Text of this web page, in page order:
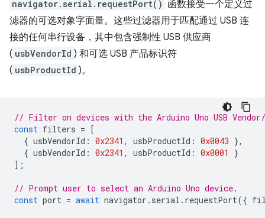
navigator.serial.requestPort() 函数接受一个定义过
滤器的可选对象字面量。这些过滤器用于匹配通过 USB 连
接的任何串行设备，其中包含强制性 USB 供应商
( usbVendorId ) 和可选 USB 产品标识符
( usbProductId )。
// Filter on devices with the Arduino Uno USB
const filters = [
{ usbVendorId : 0x2341 , usbProductId : 0x0043 },
{ usbVendorId : 0x2341 , usbProductId : 0x0001
}
];
// Prompt user to select an Arduino Uno device.
const port = await navigator . serial . requestPort({